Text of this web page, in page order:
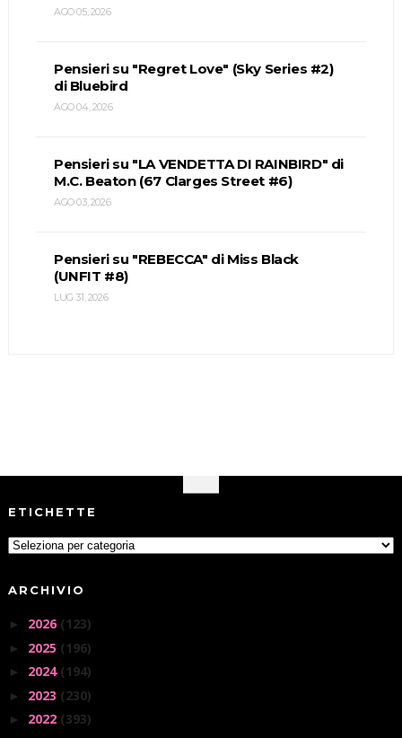
AGO 05, 2026
Pensieri su "Regret Love" (Sky Series #2)
di Bluebird
AGO 04, 2026
Pensieri su "LA VENDETTA DI RAINBIRD" di
M.C. Beaton (67 Clarges Street #6)
AGO 03, 2026
Pensieri su "REBECCA" di Miss Black
(UNFIT #8)
LUG 31, 2026
ETICHETTE
ARCHIVIO
► 2026 (123)
► 2025 (196)
► 2024 (194)
► 2023 (230)
► 2022 (393)